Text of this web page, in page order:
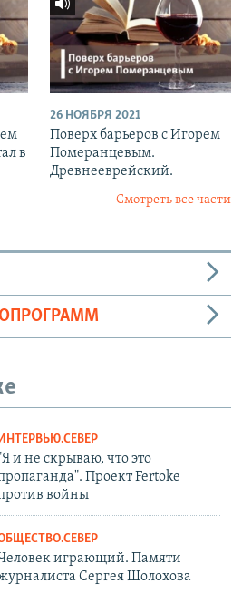
в
26 НОЯБРЯ 2021
Поверх барьеров с Игорем
Померанцевым.
Древнееврейский.
Смотреть все части
ИНТЕРВЬЮ.СЕВЕР
и не скрываю, что это
Проект Fertoke
войны
играющий. Памяти
Сергея Шолохова